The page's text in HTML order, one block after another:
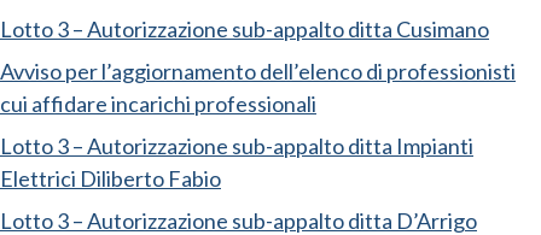
Lotto 3 – Autorizzazione sub-appalto ditta Cusimano
Avviso per l’aggiornamento dell’elenco di professionisti
cui affidare incarichi professionali
Lotto 3 – Autorizzazione sub-appalto ditta Impianti
Elettrici Diliberto Fabio
Lotto 3 – Autorizzazione sub-appalto ditta D’Arrigo